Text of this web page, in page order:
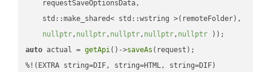
    requestSaveOptionsData,
    std::make_shared< std::wstring >(remoteFolder),
nullptr, nullptr, nullptr, nullptr, nullptr ))
auto actual = getApi()->saveAs (request);
%!(EXTRA string=DIF, string=HTML, string=DIF)